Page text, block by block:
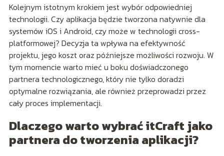
Kolejnym istotnym krokiem jest wybór odpowiedniej
technologii. Czy aplikacja będzie tworzona natywnie dla
systemów iOS i Android, czy może w technologii cross-
platformowej? Decyzja ta wpływa na efektywność
projektu, jego koszt oraz późniejsze możliwości rozwoju. W
tym momencie warto mieć u boku doświadczonego
partnera technologicznego, który nie tylko doradzi
optymalne rozwiązania, ale również przeprowadzi przez
cały proces implementacji.
Dlaczego warto wybrać itCraft jako
partnera do tworzenia aplikacji?